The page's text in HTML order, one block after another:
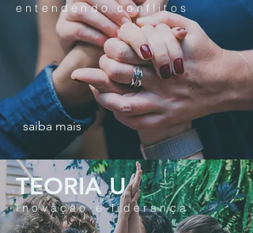
entendendo conflitos
saiba mais
TEORIA U
Inovação e liderança